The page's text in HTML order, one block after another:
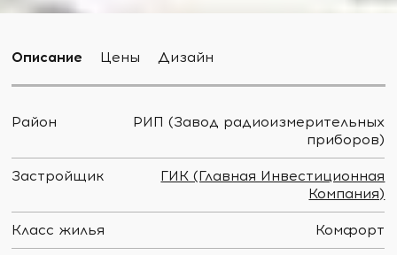
Описание Цены Дизайн
Район
РИП (Завод радиоизмерительных
приборов)
Застройщик
ГИК (Главная Инвестиционная
Компания)
Класс жилья Комфорт